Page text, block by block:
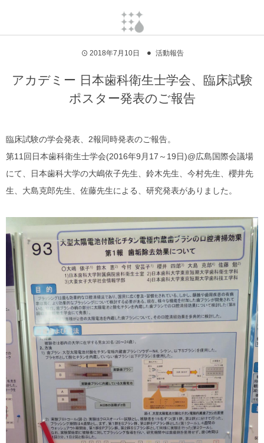
2018年7月10日 活動報告
アカデミー 日本歯科衛生士学会、臨床試験
ポスター発表のご報告
臨床試験の学会発表、2報同時発表のご報告。
第11回日本歯科衛生士学会(2016年9月17～19日)@広島国際会議場
にて、日本歯科大学の大嶋依子先生、鈴木先生、今村先生、櫻井先
生、大島克郎先生、佐藤先生による、研究発表がありました。